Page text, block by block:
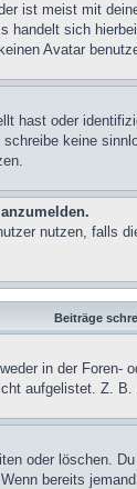
ist meist mit
sich
Avatar
hast oder
keine
nutzen,
Beiträge
in der
aufgelistet. Z.
oder löschen.
bereits